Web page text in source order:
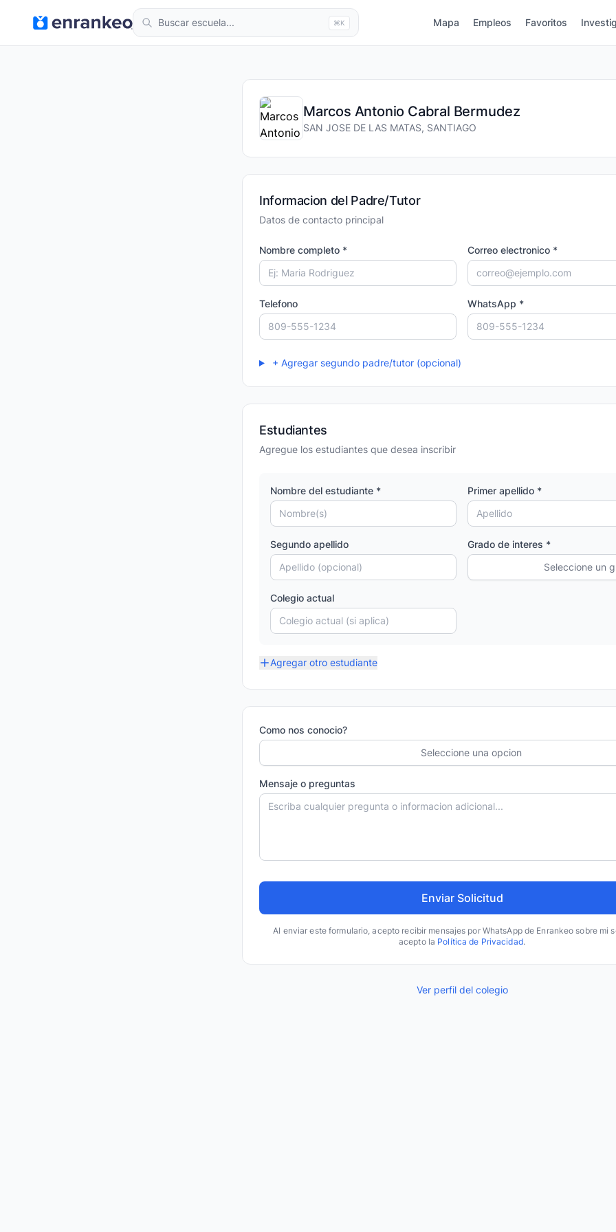
⌘K Mapa Empleos Favoritos
Marcos Antonio Cabral Bermudez
SAN JOSE DE LAS MATAS, SANTIAGO
Informacion del Padre/Tutor
Datos de contacto principal
Nombre completo * Correo electronico *
Telefono WhatsApp *
+ Agregar segundo padre/tutor (opcional)
Estudiantes
Agregue los estudiantes que desea inscribir
Nombre del estudiante * Primer apellido *
Segundo apellido
Grado de interes *
Seleccione un
Colegio actual
Agregar otro estudiante
Como nos conocio?
Seleccione una opcion
Mensaje o preguntas
Al enviar este formulario, acepto recibir mensajes por WhatsApp de Enrankeo sobre mi
acepto la Política de Privacidad.
Ver perfil del colegio